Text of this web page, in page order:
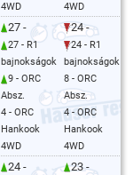
4WD
4WD
27 -
27 - R1
bajnokságok
9 - ORC
Absz.
4 - ORC
Hankook
4WD
24 -
24 - R1
bajnokságok
8 - ORC
Absz.
4 - ORC
Hankook
4WD
24 - 23 -